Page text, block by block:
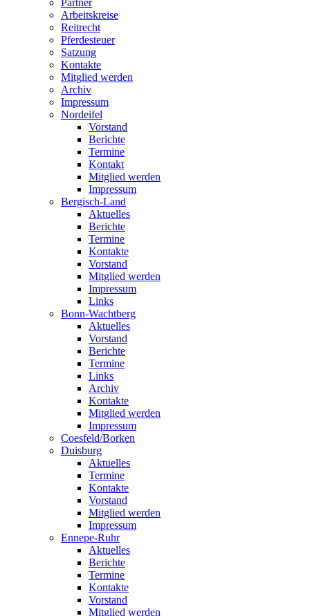
Partner
Arbeitskreise
Reitrecht
Pferdesteuer
Satzung
Kontakte
Mitglied werden
Archiv
Impressum
Nordeifel
Vorstand
Berichte
Termine
Kontakt
Mitglied werden
Impressum
Bergisch-Land
Aktuelles
Berichte
Termine
Kontakte
Vorstand
Mitglied werden
Impressum
Links
Bonn-Wachtberg
Aktuelles
Vorstand
Berichte
Termine
Links
Archiv
Kontakte
Mitglied werden
Impressum
Coesfeld/Borken
Duisburg
Aktuelles
Termine
Kontakte
Vorstand
Mitglied werden
Impressum
Ennepe-Ruhr
Aktuelles
Berichte
Termine
Kontakte
Vorstand
Mitglied werden